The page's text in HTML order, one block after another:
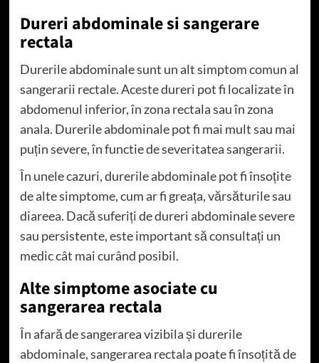
Dureri abdominale si sangerare
rectala
Durerile abdominale sunt un alt simptom comun al
sangerarii rectale. Aceste dureri pot fi localizate în
abdomenul inferior, în zona rectala sau în zona
anala. Durerile abdominale pot fi mai mult sau mai
puțin severe, în functie de severitatea sangerarii.
În unele cazuri, durerile abdominale pot fi însoțite
de alte simptome, cum ar fi greața, vărsăturile sau
diareea. Dacă suferiți de dureri abdominale severe
sau persistente, este important să consultați un
medic cât mai curând posibil.
Alte simptome asociate cu
sangerarea rectala
În afară de sangerarea vizibila și durerile
abdominale, sangerarea rectala poate fi însoțită de